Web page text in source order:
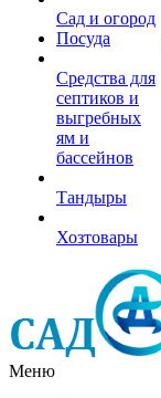
Сад и огород
Посуда
Средства для
септиков и
выгребных
ям и
бассейнов
Тандыры
Хозтовары
Меню